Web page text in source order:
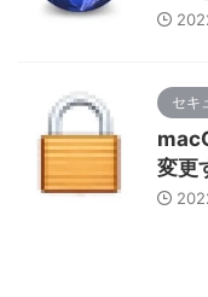
セキ
変更